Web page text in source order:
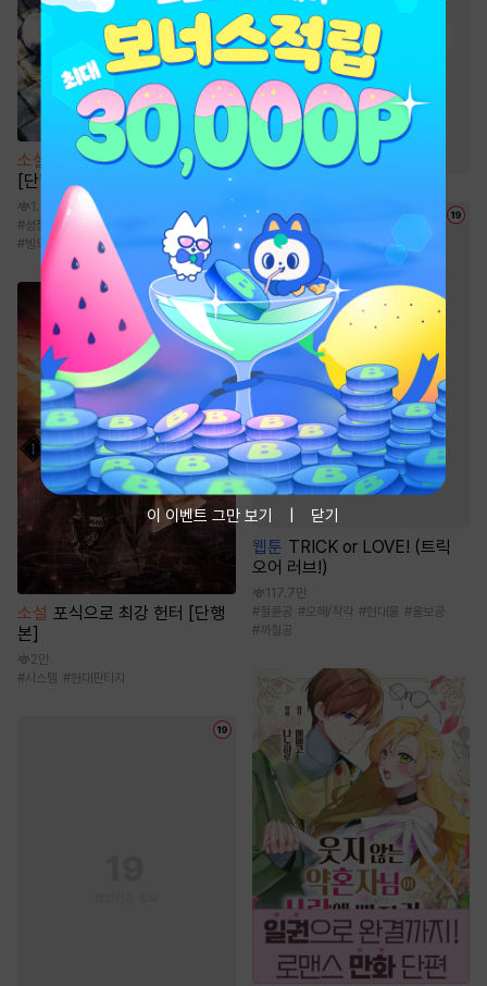
소설
기연 독식으로 무림 지존
[단행본]
1.3만
#성장물 먼치킨
사이다물
#빙의물
소설 포식으로 최강 헌터 [단행
본]
2만
#시스템 #현대판타지
오피스물
#영상화 #동물
#복수 # 이세계물
#
역사/시대물 #다정남
# 음식 # 성장물 # 우정
# 환생물
웹툰 TRICK or LOVE! (트릭
오어 러브!)
117.7만
#절륜공 #오해/착각 #현대물 #울보공
#까칠공
이 이벤트 그만 보기 닫기